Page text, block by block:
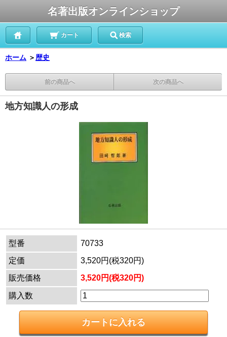
名著出版オンラインショップ
カート 検索
ホーム ＞ 歴史
前の商品へ 次の商品へ
地方知識人の形成
型番
70733
定価
3,520円(税320円)
販売価格
3,520円(税320円)
購入数